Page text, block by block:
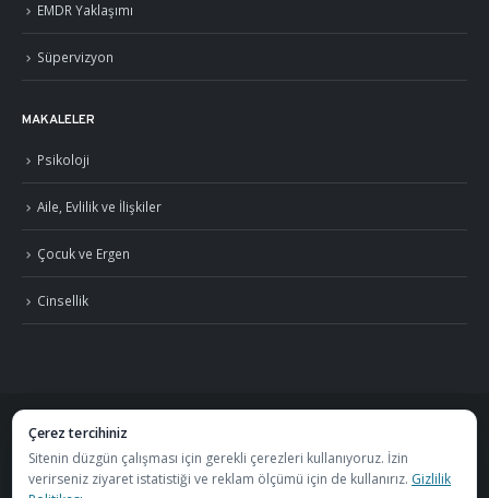
EMDR Yaklaşımı
Süpervizyon
MAKALELER
Psikoloji
Aile, Evlilik ve İlişkiler
Çocuk ve Ergen
Cinsellik
©2026
S.S.S.
Çerez tercihiniz
Sitenin düzgün çalışması için gerekli çerezleri kullanıyoruz. İzin
verirseniz ziyaret istatistiği ve reklam ölçümü için de kullanırız. Gizlilik